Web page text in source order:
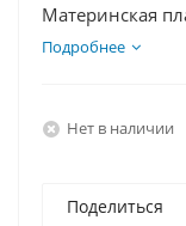
Материнская
Видеокарта RX
Подробнее
Нет в наличии
Поделиться